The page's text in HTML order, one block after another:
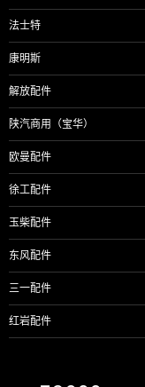
法士特
康明斯
解放配件
陕汽商用（宝华）
欧曼配件
徐工配件
玉柴配件
东风配件
三一配件
红岩配件